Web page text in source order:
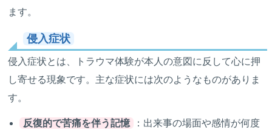
ます。
侵入症状
侵入症状とは、トラウマ体験が本人の意図に反して心に押
し寄せる現象です。主な症状には次のようなものがありま
す。
反復的で苦痛を伴う記憶
：出来事の場面や感情が何度